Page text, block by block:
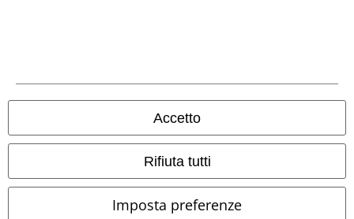
Accetto
Rifiuta tutti
Imposta preferenze
Redazione